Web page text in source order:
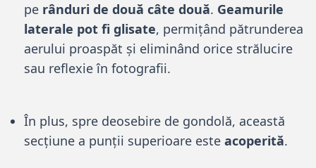
pe rânduri de două câte două. Geamurile
laterale pot fi glisate, permițând pătrunderea
aerului proaspăt și eliminând orice strălucire
sau reflexie în fotografii.
În plus, spre deosebire de gondolă, această
secțiune a punții superioare esteacoperită.